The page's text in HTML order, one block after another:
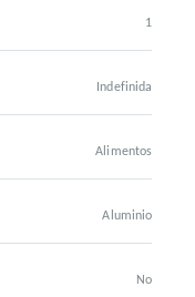
1
Indefinida
Alimentos
Aluminio
No